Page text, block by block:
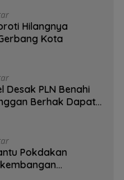
Hilangnya
Kota
Desak PLN Benahi
Berhak Dapat
Pokdakan